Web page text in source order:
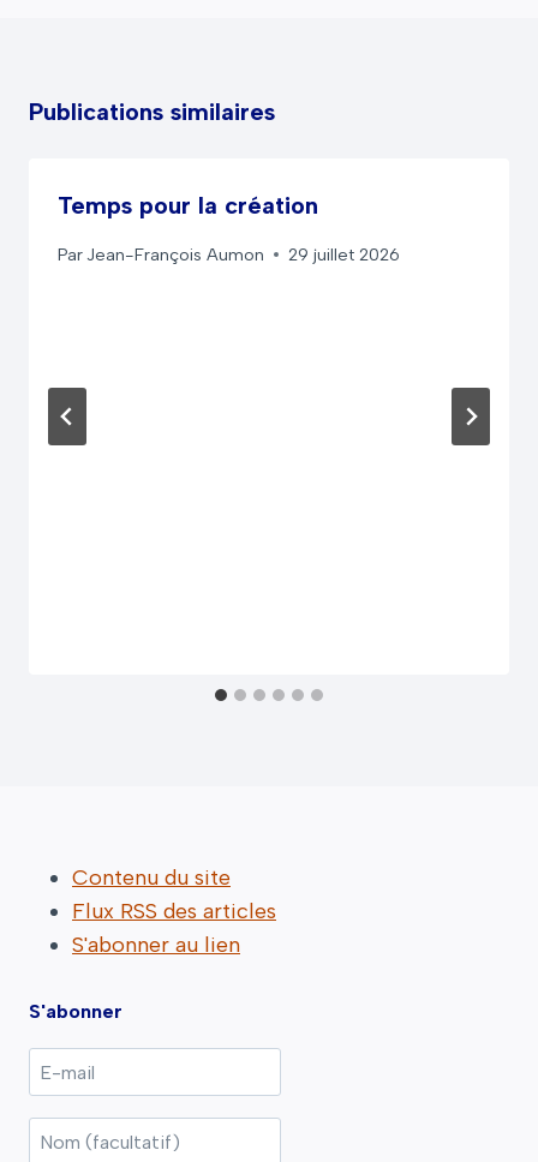
Publications similaires
Temps pour la création
ParJean-François Aumon 29 juillet 2026
Contenu du site
Flux RSS des articles
S'abonner au lien
S'abonner